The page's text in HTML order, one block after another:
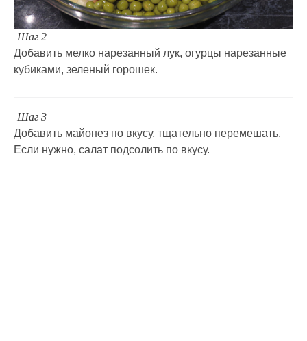
Шаг 2
Добавить мелко нарезанный лук, огурцы нарезанные
кубиками, зеленый горошек.
Шаг 3
Добавить майонез по вкусу, тщательно перемешать.
Если нужно, салат подсолить по вкусу.